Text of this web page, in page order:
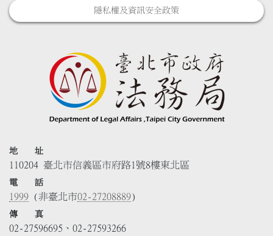
隱私權及資訊安全政策
地 址
110204 臺北市信義區市府路1號8樓東北區
電 話
1999 (非臺北市02-27208889)
傳 真
02-27596695、02-27593266